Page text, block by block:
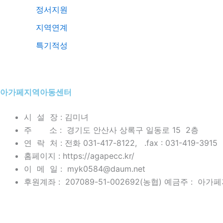
정서지원
지역연계
특기적성
아가페지역아동센터
시 설 장 : 김미녀
주 소 : 경기도 안산사 상록구 일동로 15 2층
연 락 처 : 전화 031-417-8122, .fax : 031-419-3915
홈페이지 : https://agapecc.kr/
이 메 일 : myk0584@daum.net
후원계좌 : 207089-51-002692(농협) 예금주 : 아가페